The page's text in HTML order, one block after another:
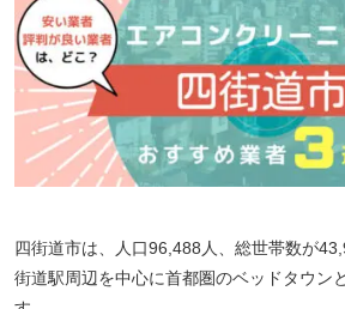
四街道市は、人口96,488人、総世帯数が
街道駅周辺を中心に首都圏のベッドタウン